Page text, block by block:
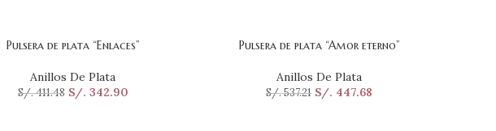
AL CARRITO
Pulsera de plata “Enlaces”
Anillos De Plata
S/.411.48 S/. 342.90
AÑADIR AL CARRITO
Pulsera de plata “Amor eterno”
Anillos De Plata
S/.537.21 S/. 447.68